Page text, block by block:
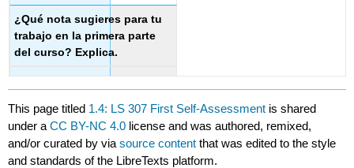
¿Qué nota sugieres para tu
trabajo en la primera parte
del curso? Explica.
This page titled 1.4: LS 307 First Self-Assessment is shared
under aCC BY-NC 4.0 license and was authored, remixed,
and/or curated byviasource content that was edited to the style
and standards of the LibreTexts platform.